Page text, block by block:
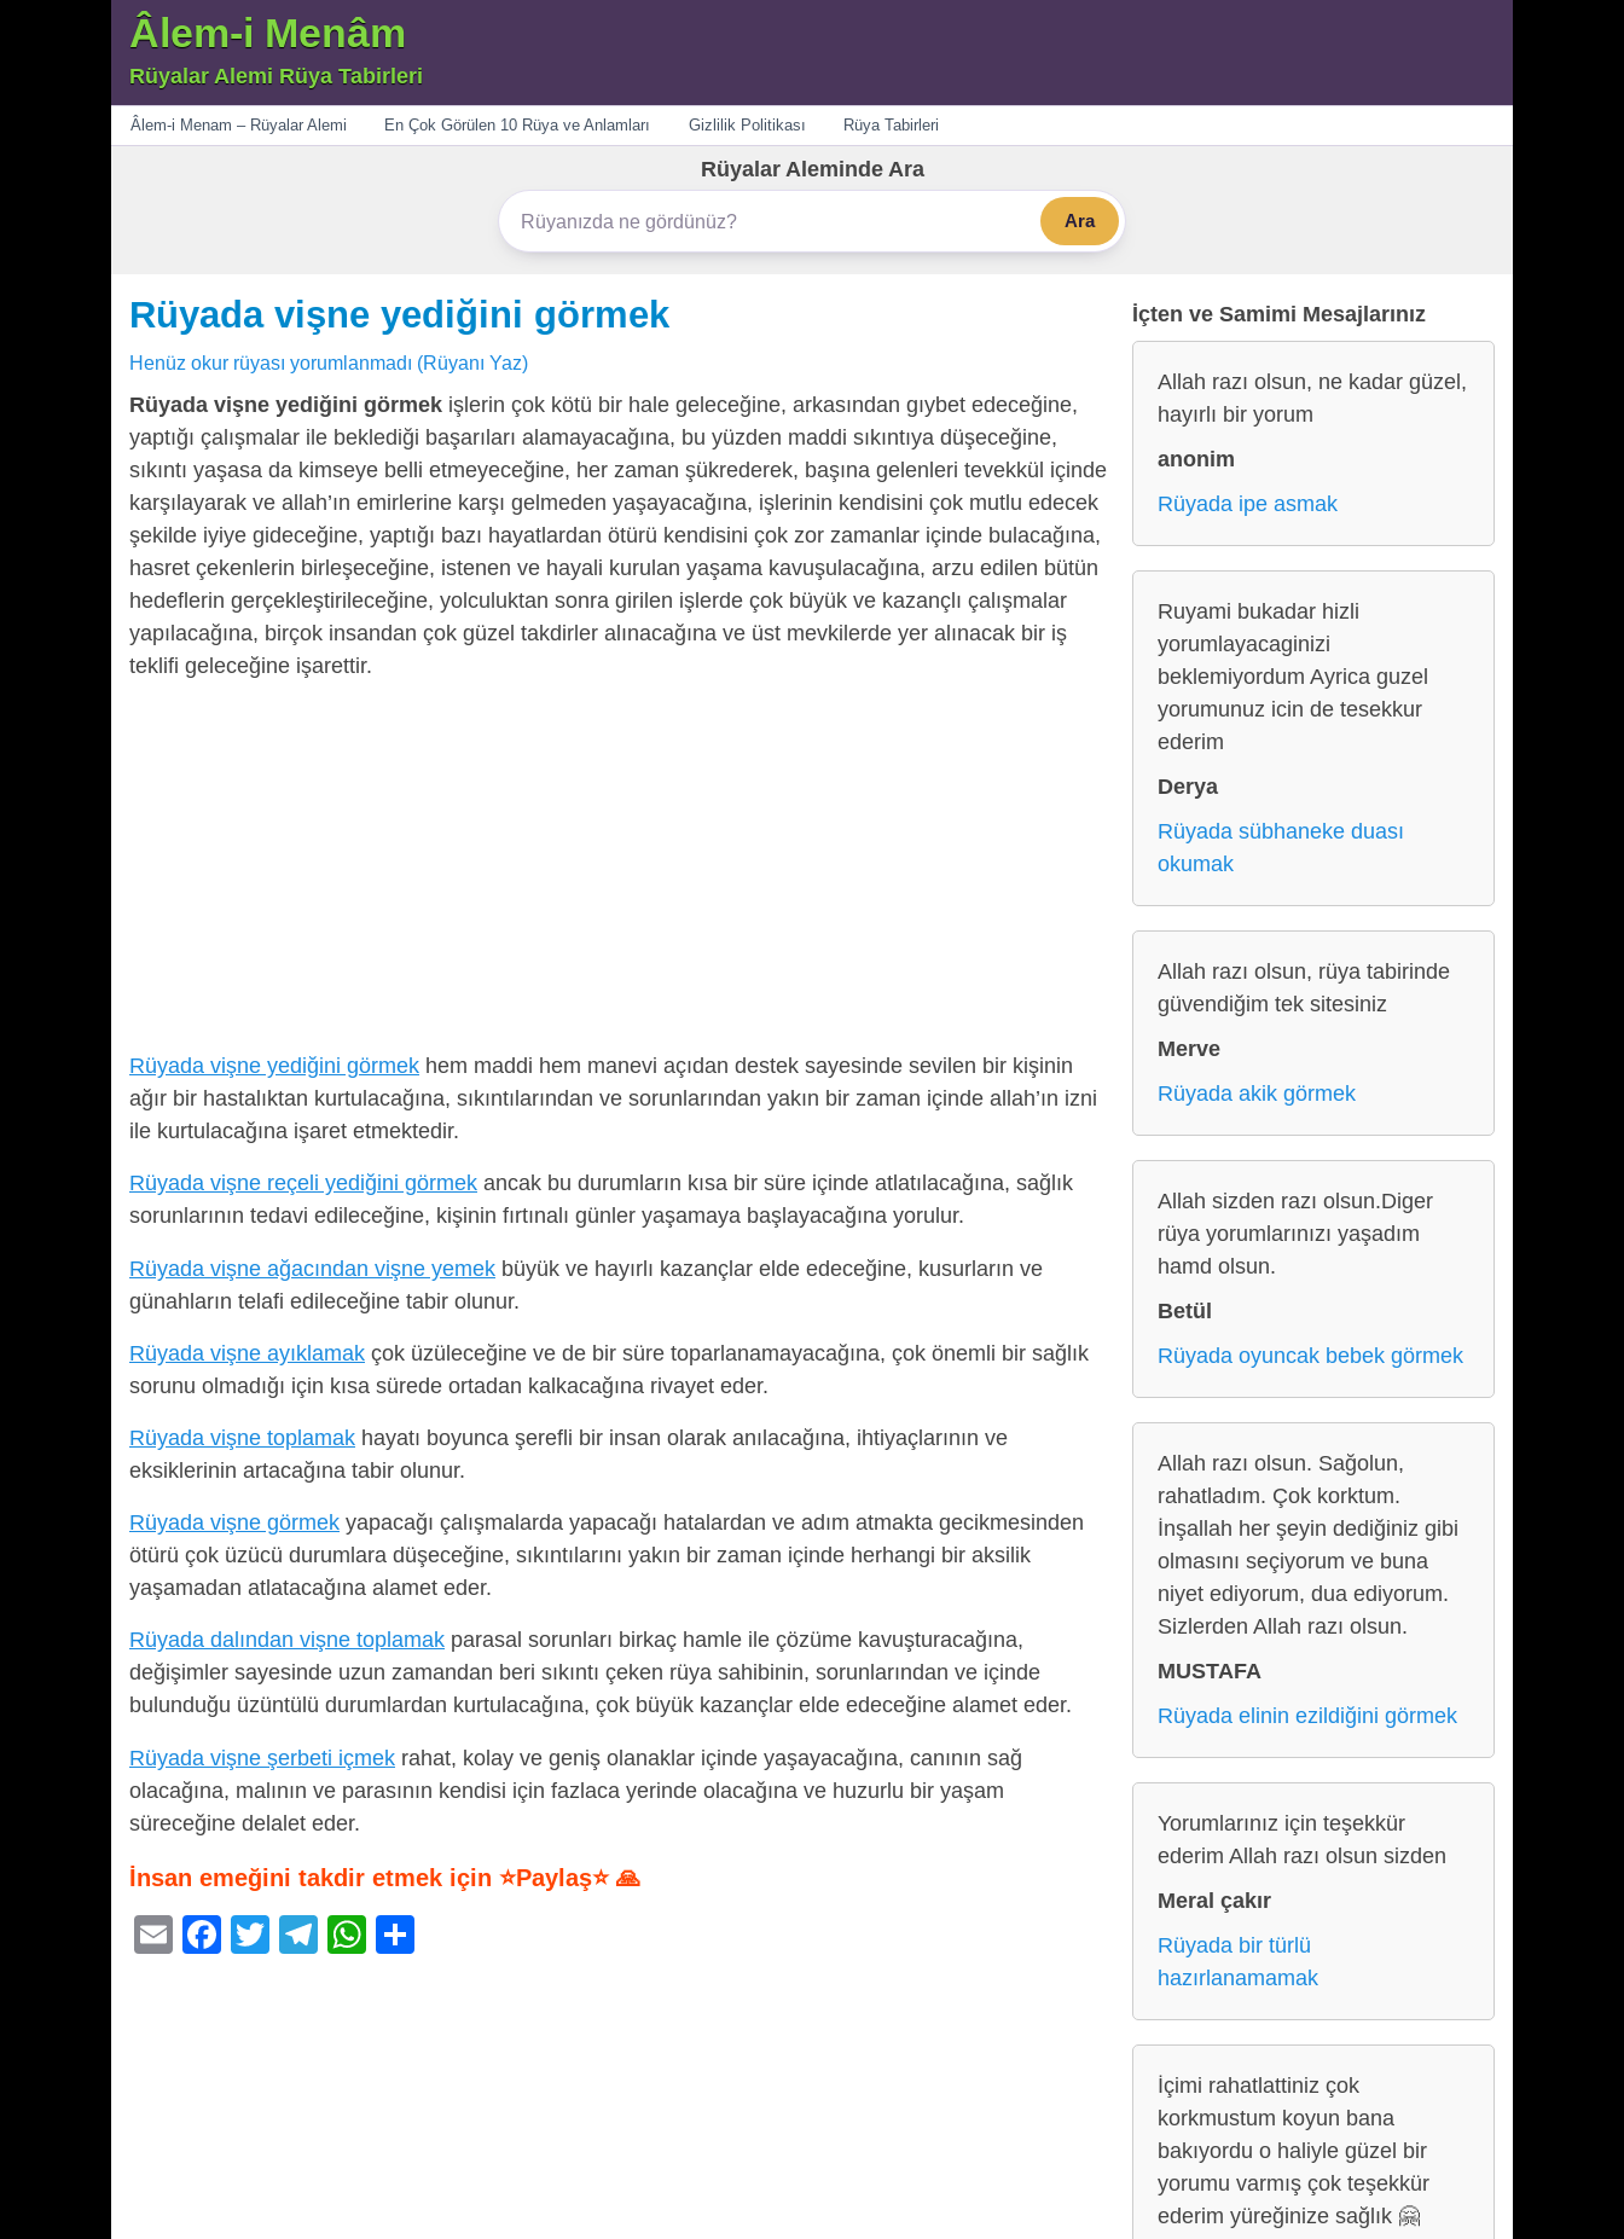
Âlem-i Menâm
Rüyalar Alemi Rüya Tabirleri
Menü
Âlem-i Menam – Rüyalar Alemi En Çok Görülen 10 Rüya ve Anlamları Gizlilik Politikası Rüya Tabirleri
Rüyalar Aleminde Ara
Ara
Rüyada vişne yediğini görmek
Henüz okur rüyası yorumlanmadı (Rüyanı Yaz)
Rüyada vişne yediğini görmek işlerin çok kötü bir hale geleceğine, arkasından gıybet edeceğine,
yaptığı çalışmalar ile beklediği başarıları alamayacağına, bu yüzden maddi sıkıntıya düşeceğine,
sıkıntı yaşasa da kimseye belli etmeyeceğine, her zaman şükrederek, başına gelenleri tevekkül içinde
karşılayarak ve allah’ın emirlerine karşı gelmeden yaşayacağına, işlerinin kendisini çok mutlu edecek
şekilde iyiye gideceğine, yaptığı bazı hayatlardan ötürü kendisini çok zor zamanlar içinde bulacağına,
hasret çekenlerin birleşeceğine, istenen ve hayali kurulan yaşama kavuşulacağına, arzu edilen bütün
hedeflerin gerçekleştirileceğine, yolculuktan sonra girilen işlerde çok büyük ve kazançlı çalışmalar
yapılacağına, birçok insandan çok güzel takdirler alınacağına ve üst mevkilerde yer alınacak bir iş
teklifi geleceğine işarettir.
Rüyada vişne yediğini görmek hem maddi hem manevi açıdan destek sayesinde sevilen bir kişinin
ağır bir hastalıktan kurtulacağına, sıkıntılarından ve sorunlarından yakın bir zaman içinde allah’ın izni
ile kurtulacağına işaret etmektedir.
Rüyada vişne reçeli yediğini görmek ancak bu durumların kısa bir süre içinde atlatılacağına, sağlık
sorunlarının tedavi edileceğine, kişinin fırtınalı günler yaşamaya başlayacağına yorulur.
Rüyada vişne ağacından vişne yemek büyük ve hayırlı kazançlar elde edeceğine, kusurların ve
günahların telafi edileceğine tabir olunur.
Rüyada vişne ayıklamak çok üzüleceğine ve de bir süre toparlanamayacağına, çok önemli bir sağlık
sorunu olmadığı için kısa sürede ortadan kalkacağına rivayet eder.
Rüyada vişne toplamak hayatı boyunca şerefli bir insan olarak anılacağına, ihtiyaçlarının ve
eksiklerinin artacağına tabir olunur.
Rüyada vişne görmek yapacağı çalışmalarda yapacağı hatalardan ve adım atmakta gecikmesinden
ötürü çok üzücü durumlara düşeceğine, sıkıntılarını yakın bir zaman içinde herhangi bir aksilik
yaşamadan atlatacağına alamet eder.
Rüyada dalından vişne toplamak parasal sorunları birkaç hamle ile çözüme kavuşturacağına,
değişimler sayesinde uzun zamandan beri sıkıntı çeken rüya sahibinin, sorunlarından ve içinde
bulunduğu üzüntülü durumlardan kurtulacağına, çok büyük kazançlar elde edeceğine alamet eder.
Rüyada vişne şerbeti içmek rahat, kolay ve geniş olanaklar içinde yaşayacağına, canının sağ
olacağına, malının ve parasının kendisi için fazlaca yerinde olacağına ve huzurlu bir yaşam
süreceğine delalet eder.
İnsan emeğini takdir etmek için ⭐Paylaş⭐ 🙏
E
F
T
T
W
İçten ve Samimi Mesajlarınız
Allah razı olsun, ne kadar güzel,
hayırlı bir yorum
anonim
Rüyada ipe asmak
Ruyami bukadar hizli
yorumlayacaginizi
beklemiyordum Ayrica guzel
yorumunuz icin de tesekkur
ederim
Derya
Rüyada sübhaneke duası
okumak
Allah razı olsun, rüya tabirinde
güvendiğim tek sitesiniz
Merve
Rüyada akik görmek
Allah sizden razı olsun.Diger
rüya yorumlarınızı yaşadım
hamd olsun.
Betül
Rüyada oyuncak bebek görmek
Allah razı olsun. Sağolun,
rahatladım. Çok korktum.
İnşallah her şeyin dediğiniz gibi
olmasını seçiyorum ve buna
niyet ediyorum, dua ediyorum.
Sizlerden Allah razı olsun.
MUSTAFA
Rüyada elinin ezildiğini görmek
Yorumlarınız için teşekkür
ederim Allah razı olsun sizden
Meral çakır
Rüyada bir türlü
hazırlanamamak
İçimi rahatlattiniz çok
korkmustum koyun bana
bakıyordu o haliyle güzel bir
yorumu varmış çok teşekkür
ederim yüreğinize sağlık 🤗